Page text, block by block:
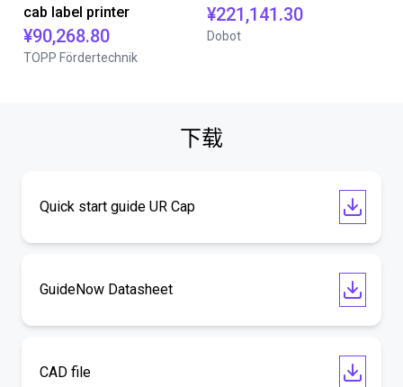
cab label printer
¥90,268.80
TOPP Fördertechnik
¥221,141.30
Dobot
下载
Quick start guide UR Cap
GuideNow Datasheet
CAD file